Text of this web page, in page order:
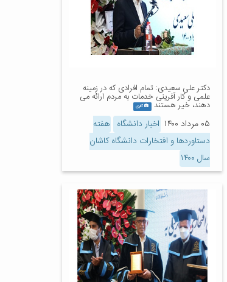
دکتر علی سعیدی: تمام افرادی که در زمینه
علمی و کار آفرینی خدمات به مردم ارائه می
دهند، خیر هستند گالری
۰۵ مرداد ۱۴۰۰ اخبار دانشگاه هفته
دستاوردها و افتخارات دانشگاه کاشان
سال ۱۴۰۰